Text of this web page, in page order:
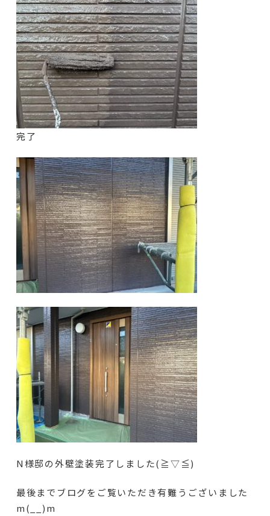
完了
N様邸の外壁塗装完了しました(≧▽≦)
最後までブログをご覧いただき有難うございました
m(__)m